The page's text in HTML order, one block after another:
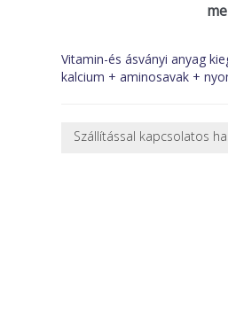
Vitamin-és ásványi anyag
kalcium + aminosavak +
Szállítással kapcsolatos